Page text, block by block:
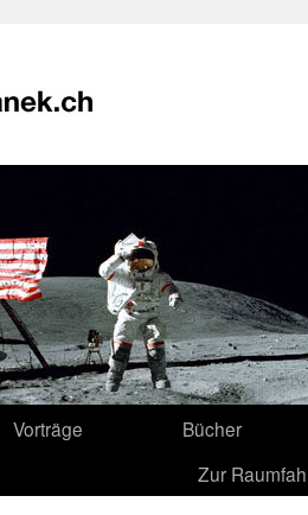
Vorträge
Bücher
Zur